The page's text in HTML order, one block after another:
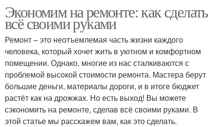
Экономим на ремонте: как сделать
всё своими руками
Ремонт – это неотъемлемая часть жизни каждого
человека, который хочет жить в уютном и комфортном
помещении. Однако, многие из нас сталкиваются с
проблемой высокой стоимости ремонта. Мастера берут
большие деньги, материалы дороги, и в итоге бюджет
растёт как на дрожжах. Но есть выход! Вы можете
сэкономить на ремонте, сделав всё своими руками. В
этой статье мы расскажем вам, как это сделать.